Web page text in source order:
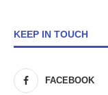
KEEP IN TOUCH
FACEBOOK